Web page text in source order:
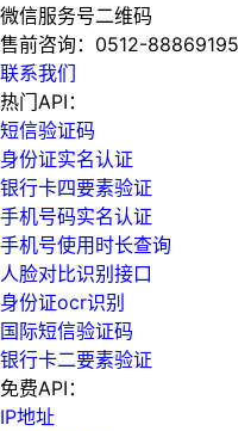
微信服务号二维码
售前咨询： 0512-88869195
联系我们
热门API：
短信验证码
身份证实名认证
银行卡四要素验证
手机号码实名认证
手机号使用时长查询
人脸对比识别接口
身份证ocr识别
国际短信验证码
银行卡二要素验证
免费API：
IP地址